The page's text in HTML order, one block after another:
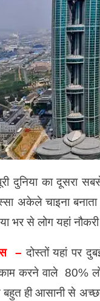
दुनिया का दूसरा
अकेले चाइना
भर से लोग यहां
– दोस्तों यहां पर
करने वाले 80%
ही आसानी से